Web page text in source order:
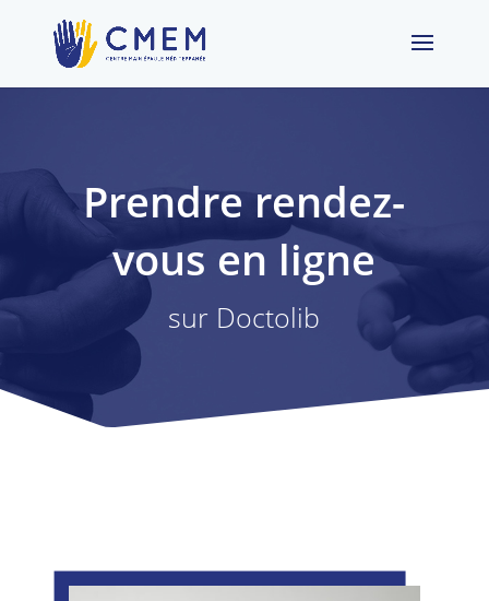
Prendre rendez-
vous en ligne
sur Doctolib